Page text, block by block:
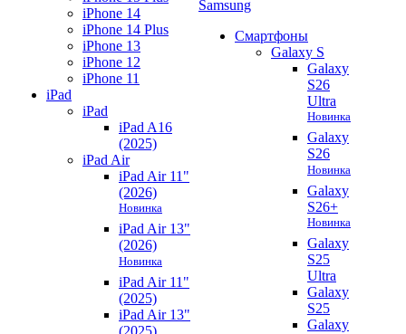
iPhone 14
iPhone 14 Plus
iPhone 13
iPhone 12
iPhone 11
iPad
iPad
iPad A16
(2025)
iPad Air
iPad Air 11"
(2026)
Новинка
iPad Air 13"
(2026)
Новинка
iPad Air 11"
(2025)
iPad Air 13"
(2025)
Samsung
Смартфоны
Galaxy S
Galaxy
S26
Ultra
Новинка
Galaxy
S26
Новинка
Galaxy
S26+
Новинка
Galaxy
S25
Ultra
Galaxy
S25
Galaxy